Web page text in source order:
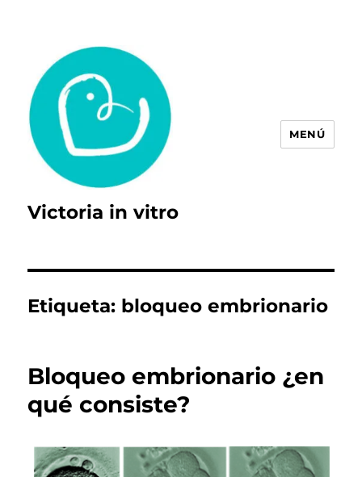
Victoria in vitro
MENÚ
Etiqueta: bloqueo embrionario
Bloqueo embrionario ¿en
qué consiste?